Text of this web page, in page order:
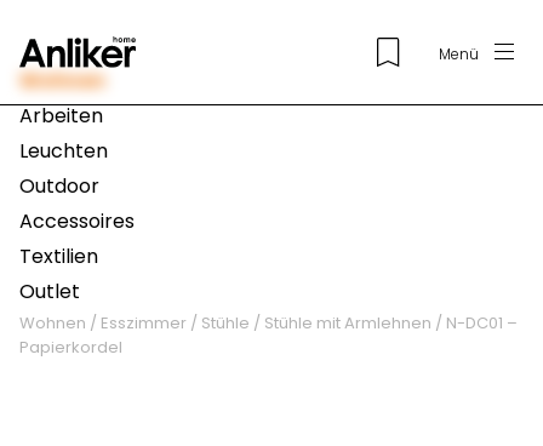
Menü
Wohnen
Arbeiten
Leuchten
Outdoor
Accessoires
Textilien
Outlet
Wohnen / Esszimmer / Stühle / Stühle mit Armlehnen / N-DC01 –
Papierkordel